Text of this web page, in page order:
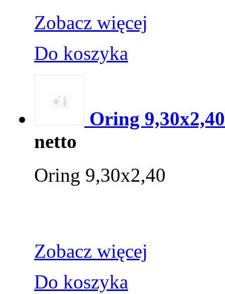
Zobacz więcej
Do koszyka
Oring 9,30x2,40
netto
Oring 9,30x2,40
Zobacz więcej
Do koszyka